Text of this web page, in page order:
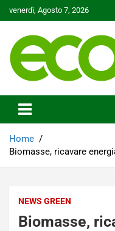
to
venerdì, Agosto 7, 2026
Ecoo.it
Home
Biomasse, ricavare
NEWS GREEN
Biomasse,